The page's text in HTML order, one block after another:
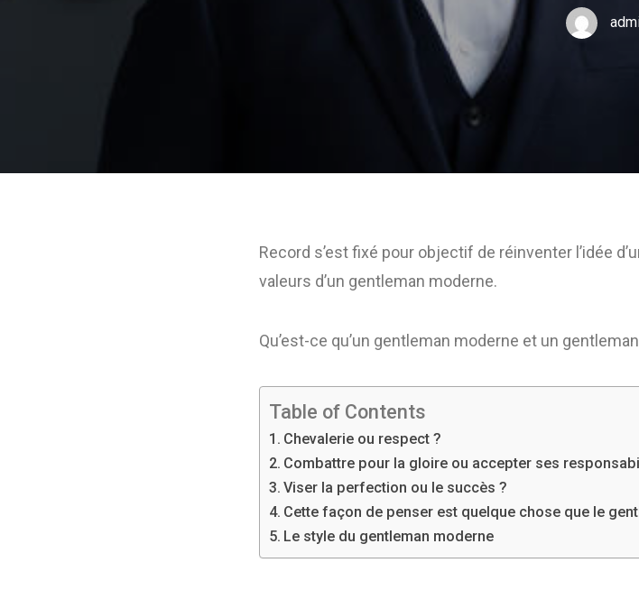
Record s’est fixé pour objectif de réinventer l’idée
valeurs d’un gentleman moderne.
Qu’est-ce qu’un gentleman moderne et un
Table of Contents
Chevalerie ou respect ?
Combattre pour la gloire ou accepter ses
Viser la perfection ou le succès ?
Cette façon de penser est quelque chose que le
Le style du gentleman moderne